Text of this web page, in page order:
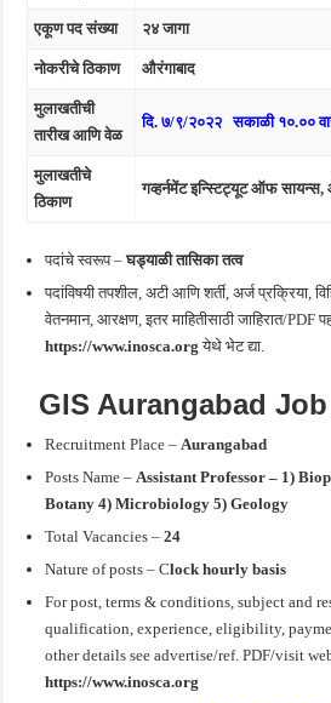
एकूण पद संख्या २४ जागा
नोकरीचे ठिकाण औरंगाबाद
मुलाखतीची
तारीख आणि वेळ
दि. ७/९/२०२२ सकाळी १०.००
मुलाखतीचे
ठिकाण
गव्हर्नमेंट इन्स्टिट्यूट ऑफ सायन्स,
पदांचे स्वरूप –घड्याळी तासिका तत्व
पदांविषयी तपशील, अटी आणि शर्ती, अर्ज प्रक्रिया,
वेतनमान, आरक्षण, इतर माहितीसाठी जाहिरात/PDF
https://www.inosca.org येथे भेट द्या.
GIS Aurangabad
Recruitment Place – Aurangabad
Posts Name – Assistant Professor – 1)
Botany 4) Microbiology 5) Geology
Total Vacancies – 24
Nature of posts – Clock hourly basis
For post, terms & conditions, subject and
qualification, experience, eligibility,
other details see advertise/ref. PDF/visit
https://www.inosca.org